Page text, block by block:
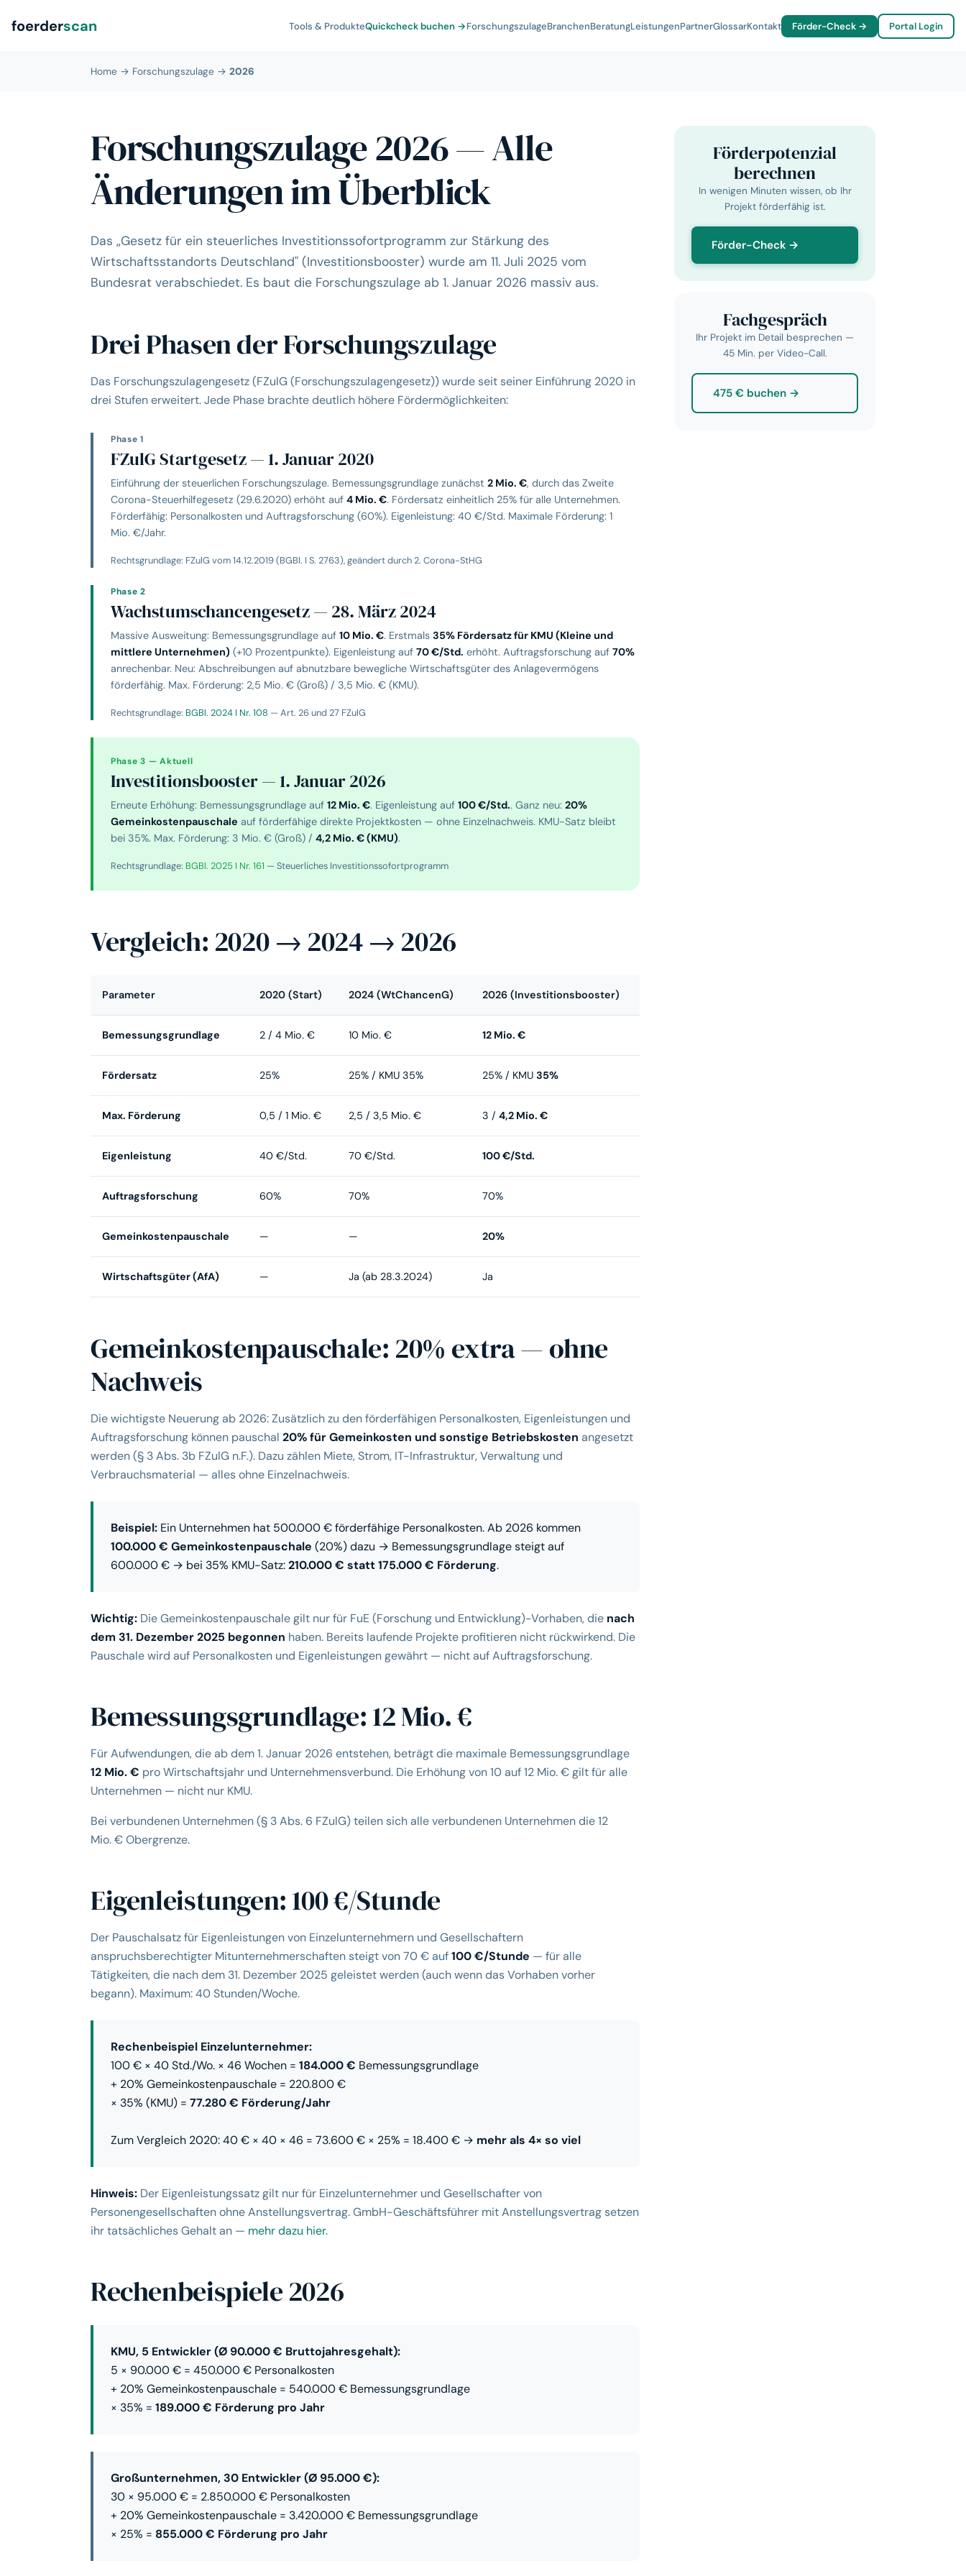
foerderscan Tools & ProdukteQuickcheck buchen →ForschungszulageBranchenBeratungLeistungenPartnerGlossarKontakt Förder-Check → Portal Login
Home → Forschungszulage → 2026
Forschungszulage 2026 — Alle
Änderungen im Überblick
Das „Gesetz für ein steuerliches Investitionssofortprogramm zur Stärkung des
Wirtschaftsstandorts Deutschland" (Investitionsbooster) wurde am 11. Juli 2025 vom
Bundesrat verabschiedet. Es baut die Forschungszulage ab 1. Januar 2026 massiv aus.
Drei Phasen der Forschungszulage
Das Forschungszulagengesetz (FZulG (Forschungszulagengesetz)) wurde seit seiner Einführung 2020 in
drei Stufen erweitert. Jede Phase brachte deutlich höhere Fördermöglichkeiten:
Phase 1
FZulG Startgesetz — 1. Januar 2020
Einführung der steuerlichen Forschungszulage. Bemessungsgrundlage zunächst 2 Mio. €, durch das Zweite
Corona-Steuerhilfegesetz (29.6.2020) erhöht auf 4 Mio. €. Fördersatz einheitlich 25% für alle Unternehmen.
Förderfähig: Personalkosten und Auftragsforschung (60%). Eigenleistung: 40 €/Std. Maximale Förderung: 1
Mio. €/Jahr.
Rechtsgrundlage: FZulG vom 14.12.2019 (BGBl. I S. 2763), geändert durch 2. Corona-StHG
Phase 2
Wachstumschancengesetz — 28. März 2024
Massive Ausweitung: Bemessungsgrundlage auf 10 Mio. €. Erstmals 35% Fördersatz für KMU (Kleine und
mittlere Unternehmen) (+10 Prozentpunkte). Eigenleistung auf 70 €/Std. erhöht. Auftragsforschung auf 70%
anrechenbar. Neu: Abschreibungen auf abnutzbare bewegliche Wirtschaftsgüter des Anlagevermögens
förderfähig. Max. Förderung: 2,5 Mio. € (Groß) / 3,5 Mio. € (KMU).
Rechtsgrundlage: BGBl. 2024 I Nr. 108 — Art. 26 und 27 FZulG
Phase 3 — Aktuell
Investitionsbooster — 1. Januar 2026
Erneute Erhöhung: Bemessungsgrundlage auf 12 Mio. €. Eigenleistung auf 100 €/Std.. Ganz neu: 20%
Gemeinkostenpauschale auf förderfähige direkte Projektkosten — ohne Einzelnachweis. KMU-Satz bleibt
bei 35%. Max. Förderung: 3 Mio. € (Groß) / 4,2 Mio. € (KMU).
Rechtsgrundlage: BGBl. 2025 I Nr. 161 — Steuerliches Investitionssofortprogramm
Vergleich: 2020 → 2024 → 2026
Parameter 2020 (Start) 2024 (WtChancenG) 2026 (Investitionsbooster)
Bemessungsgrundlage 2 / 4 Mio. € 10 Mio. € 12 Mio. €
Fördersatz 25% 25% / KMU 35% 25% / KMU 35%
Max. Förderung 0,5 / 1 Mio. € 2,5 / 3,5 Mio. € 3 / 4,2 Mio. €
Eigenleistung 40 €/Std. 70 €/Std. 100 €/Std.
Auftragsforschung 60% 70% 70%
Gemeinkostenpauschale — — 20%
Wirtschaftsgüter (AfA) — Ja (ab 28.3.2024) Ja
Gemeinkostenpauschale: 20% extra — ohne
Nachweis
Die wichtigste Neuerung ab 2026: Zusätzlich zu den förderfähigen Personalkosten, Eigenleistungen und
Auftragsforschung können pauschal 20% für Gemeinkosten und sonstige Betriebskosten angesetzt
werden (§ 3 Abs. 3b FZulG n.F.). Dazu zählen Miete, Strom, IT-Infrastruktur, Verwaltung und
Verbrauchsmaterial — alles ohne Einzelnachweis.
Beispiel: Ein Unternehmen hat 500.000 € förderfähige Personalkosten. Ab 2026 kommen
100.000 € Gemeinkostenpauschale (20%) dazu → Bemessungsgrundlage steigt auf
600.000 € → bei 35% KMU-Satz:210.000 € statt 175.000 € Förderung.
Wichtig: Die Gemeinkostenpauschale gilt nur für FuE (Forschung und Entwicklung)-Vorhaben, die nach
dem 31. Dezember 2025 begonnen haben. Bereits laufende Projekte profitieren nicht rückwirkend. Die
Pauschale wird auf Personalkosten und Eigenleistungen gewährt — nicht auf Auftragsforschung.
Bemessungsgrundlage: 12 Mio. €
Für Aufwendungen, die ab dem 1. Januar 2026 entstehen, beträgt die maximale Bemessungsgrundlage
12 Mio. € pro Wirtschaftsjahr und Unternehmensverbund. Die Erhöhung von 10 auf 12 Mio. € gilt für alle
Unternehmen — nicht nur KMU.
Bei verbundenen Unternehmen (§ 3 Abs. 6 FZulG) teilen sich alle verbundenen Unternehmen die 12
Mio. € Obergrenze.
Eigenleistungen: 100 €/Stunde
Der Pauschalsatz für Eigenleistungen von Einzelunternehmern und Gesellschaftern
anspruchsberechtigter Mitunternehmerschaften steigt von 70 € auf100 €/Stunde — für alle
Tätigkeiten, die nach dem 31. Dezember 2025 geleistet werden (auch wenn das Vorhaben vorher
begann). Maximum: 40 Stunden/Woche.
Rechenbeispiel Einzelunternehmer:
100 € × 40 Std./Wo. × 46 Wochen = 184.000 € Bemessungsgrundlage
+ 20% Gemeinkostenpauschale = 220.800 €
× 35% (KMU) = 77.280 € Förderung/Jahr
Zum Vergleich 2020: 40 € × 40 × 46 = 73.600 € × 25% = 18.400 € → mehr als 4× so viel
Hinweis: Der Eigenleistungssatz gilt nur für Einzelunternehmer und Gesellschafter von
Personengesellschaften ohne Anstellungsvertrag. GmbH-Geschäftsführer mit Anstellungsvertrag setzen
ihr tatsächliches Gehalt an — mehr dazu hier.
Rechenbeispiele 2026
KMU, 5 Entwickler (Ø 90.000 € Bruttojahresgehalt):
5 × 90.000 € = 450.000 € Personalkosten
+ 20% Gemeinkostenpauschale = 540.000 € Bemessungsgrundlage
× 35% = 189.000 € Förderung pro Jahr
Großunternehmen, 30 Entwickler (Ø 95.000 €):
30 × 95.000 € = 2.850.000 € Personalkosten
+ 20% Gemeinkostenpauschale = 3.420.000 € Bemessungsgrundlage
× 25% = 855.000 € Förderung pro Jahr
Förderpotenzial
berechnen
In wenigen Minuten wissen, ob Ihr
Projekt förderfähig ist.
Förder-Check →
Fachgespräch
Ihr Projekt im Detail besprechen —
45 Min. per Video-Call.
475 € buchen →